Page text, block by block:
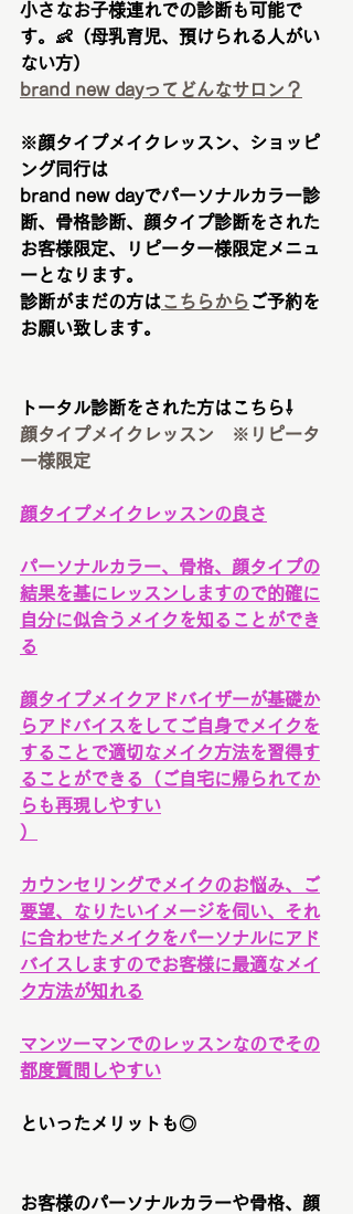
小さなお子様連れでの診断も可能で
す。👶（母乳育児、預けられる人がい
ない方）
brand new dayってどんなサロン？
※顔タイプメイクレッスン、ショッピ
ング同行は
brand new dayでパーソナルカラー診
断、骨格診断、顔タイプ診断をされた
お客様限定、リピーター様限定メニュ
ーとなります。
診断がまだの方はこちらから ご予約を
お願い致します。
トータル診断をされた方はこちら⇩
顔タイプメイクレッスン　※リピータ
ー様限定
顔タイプメイクレッスンの良さ
パーソナルカラー、骨格、顔タイプの
結果を基にレッスンしますので的確に
自分に似合うメイクを知ることができ
る
顔タイプメイクアドバイザーが基礎か
らアドバイスをしてご自身でメイクを
することで適切なメイク方法を習得す
ることができる（ご自宅に帰られてか
らも再現しやすい
）
カウンセリングでメイクのお悩み、ご
要望、なりたいイメージを伺い、それ
に合わせたメイクをパーソナルにアド
バイスしますのでお客様に最適なメイ
ク方法が知れる
マンツーマンでのレッスンなのでその
都度質問しやすい
といったメリットも◎
お客様のパーソナルカラーや骨格、顔